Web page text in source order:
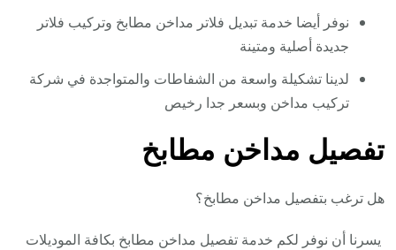
نوفر أيضا خدمة تبديل فلاتر مداخن مطابخ وتركيب فلاتر
جديدة أصلية ومتينة
لدينا تشكيلة واسعة من الشفاطات والمتواجدة في شركة
تركيب مداخن وبسعر جدا رخيص
تفصيل مداخن مطابخ
هل ترغب بتفصيل مداخن مطابخ؟
يسرنا أن نوفر لكم خدمة تفصيل مداخن مطابخ بكافة الموديلات